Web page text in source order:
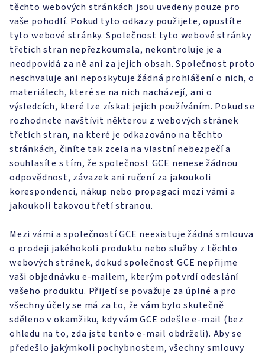
těchto webových stránkách jsou uvedeny pouze pro
vaše pohodlí. Pokud tyto odkazy použijete, opustíte
tyto webové stránky. Společnost tyto webové stránky
třetích stran nepřezkoumala, nekontroluje je a
neodpovídá za ně ani za jejich obsah. Společnost proto
neschvaluje ani neposkytuje žádná prohlášení o nich, o
materiálech, které se na nich nacházejí, ani o
výsledcích, které lze získat jejich používáním. Pokud se
rozhodnete navštívit některou z webových stránek
třetích stran, na které je odkazováno na těchto
stránkách, činíte tak zcela na vlastní nebezpečí a
souhlasíte s tím, že společnost GCE nenese žádnou
odpovědnost, závazek ani ručení za jakoukoli
korespondenci, nákup nebo propagaci mezi vámi a
jakoukoli takovou třetí stranou.
Mezi vámi a společností GCE neexistuje žádná smlouva
o prodeji jakéhokoli produktu nebo služby z těchto
webových stránek, dokud společnost GCE nepřijme
vaši objednávku e-mailem, kterým potvrdí odeslání
vašeho produktu. Přijetí se považuje za úplné a pro
všechny účely se má za to, že vám bylo skutečně
sděleno v okamžiku, kdy vám GCE odešle e-mail (bez
ohledu na to, zda jste tento e-mail obdrželi). Aby se
předešlo jakýmkoli pochybnostem, všechny smlouvy